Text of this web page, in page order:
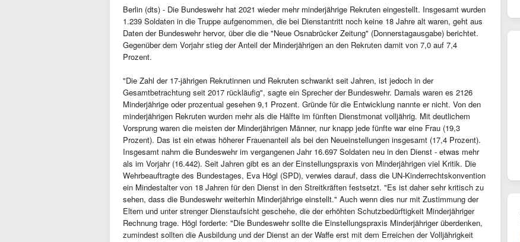
Berlin (dts) - Die Bundeswehr hat 2021 wieder mehr minderjährige Rekruten eingestellt. Insgesamt wurden
1.239 Soldaten in die Truppe aufgenommen, die bei Dienstantritt noch keine 18 Jahre alt waren, geht aus
Daten der Bundeswehr hervor, über die die "Neue Osnabrücker Zeitung" (Donnerstagausgabe) berichtet.
Gegenüber dem Vorjahr stieg der Anteil der Minderjährigen an den Rekruten damit von 7,0 auf 7,4
Prozent.
"Die Zahl der 17-jährigen Rekrutinnen und Rekruten schwankt seit Jahren, ist jedoch in der
Gesamtbetrachtung seit 2017 rückläufig", sagte ein Sprecher der Bundeswehr. Damals waren es 2126
Minderjährige oder prozentual gesehen 9,1 Prozent. Gründe für die Entwicklung nannte er nicht. Von den
minderjährigen Rekruten wurden mehr als die Hälfte im fünften Dienstmonat volljährig. Mit deutlichem
Vorsprung waren die meisten der Minderjährigen Männer, nur knapp jede fünfte war eine Frau (19,3
Prozent). Das ist ein etwas höherer Frauenanteil als bei den Neueinstellungen insgesamt (17,4 Prozent).
Insgesamt nahm die Bundeswehr im vergangenen Jahr 16.697 Soldaten neu in den Dienst - etwas mehr
als im Vorjahr (16.442). Seit Jahren gibt es an der Einstellungspraxis von Minderjährigen viel Kritik. Die
Wehrbeauftragte des Bundestages, Eva Högl (SPD), verwies darauf, dass die UN-Kinderrechtskonvention
ein Mindestalter von 18 Jahren für den Dienst in den Streitkräften festsetzt. "Es ist daher sehr kritisch zu
sehen, dass die Bundeswehr weiterhin Minderjährige einstellt." Auch wenn dies nur mit Zustimmung der
Eltern und unter strenger Dienstaufsicht geschehe, die der erhöhten Schutzbedürftigkeit Minderjähriger
Rechnung trage. Högl forderte: "Die Bundeswehr sollte die Einstellungspraxis Minderjähriger überdenken,
zumindest sollten die Ausbildung und der Dienst an der Waffe erst mit dem Erreichen der Volljährigkeit